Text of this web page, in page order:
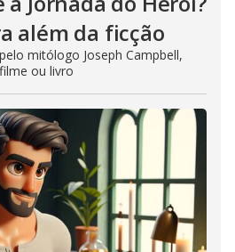
além da ficção
mitólogo Joseph Campbell,
ou livro